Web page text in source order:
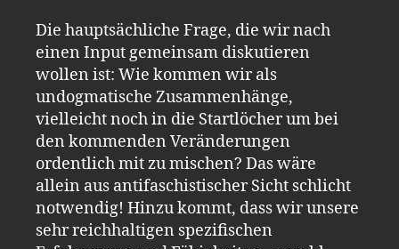
Die hauptsächliche Frage, die wir nach
einen Input gemeinsam diskutieren
wollen ist: Wie kommen wir als
undogmatische Zusammenhänge,
vielleicht noch in die Startlöcher um bei
den kommenden Veränderungen
ordentlich mit zu mischen? Das wäre
allein aus antifaschistischer Sicht schlicht
notwendig! Hinzu kommt, dass wir unsere
sehr reichhaltigen spezifischen